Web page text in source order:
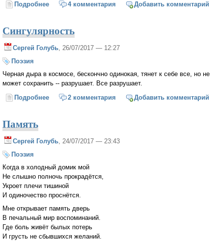
Подробнее о Стадное4 комментария Добавить комментарий
Сингулярность
Сергей Голубь , 26/07/2017 — 12:27
Поэзия
Черная дыра в космосе, бескончно одинокая, тянет к себе все, но не
может сохранить -- разрушает. Все разрушает.
Подробнее о Сингулярность
2 комментария Добавить комментарий
Память
Сергей Голубь , 24/07/2017 — 23:43
Поэзия
Когда в холодный домик мой
Не слышно полночь прокрадётся,
Укроет плечи тишиной
И одиночество проснётся.
Мне открывает память дверь
В печальный мир воспоминаний.
Где боль живёт былых потерь
И грусть не сбывшихся желаний.